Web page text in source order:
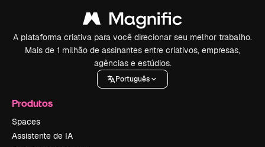
A plataforma criativa para você direcionar seu melhor trabalho.
Mais de 1 milhão de assinantes entre criativos, empresas,
agências e estúdios.
Português
Produtos
Spaces
Assistente de IA